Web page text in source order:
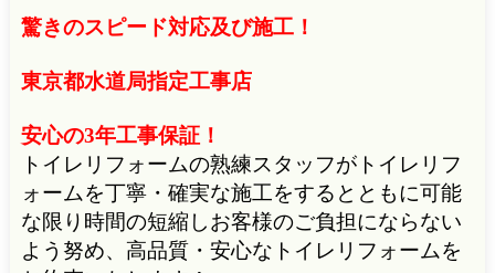
驚きのスピード対応及び施工！
東京都水道局指定工事店
安心の3年工事保証！
トイレリフォームの熟練スタッフがトイレリフ
ォームを丁寧・確実な施工をするとともに可能
な限り時間の短縮しお客様のご負担にならない
よう努め、高品質・安心なトイレリフォームを